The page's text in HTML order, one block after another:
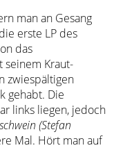
man an Gesang
erste LP des
das
seinem Kraut-
zwiespältigen
gehabt. Die
links liegen, jedoch
(Stefan
Mal. Hört man auf